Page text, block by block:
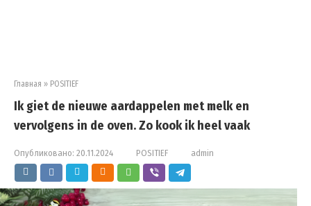
Главная » POSITIEF
Ik giet de nieuwe aardappelen met melk en
vervolgens in de oven. Zo kook ik heel vaak
Опубликовано: 20.11.2024 POSITIEF admin